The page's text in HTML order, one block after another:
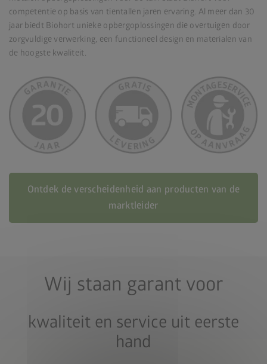
competentie op basis van tientallen jaren ervaring. Al meer dan 30
jaar biedt Biohort unieke opbergoplossingen die overtuigen door
zorgvuldige verwerking, een functioneel design en materialen van
de hoogste kwaliteit.
Ontdek de verscheidenheid aan producten van de
marktleider
Wij staan garant voor
kwaliteit en service uit eerste
hand